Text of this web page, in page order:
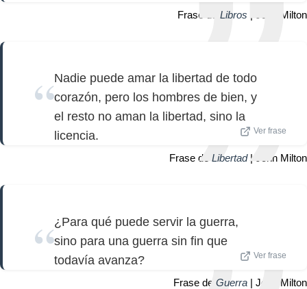
Frase de Libros | John Milton
Nadie puede amar la libertad de todo
corazón, pero los hombres de bien, y
el resto no aman la libertad, sino la
licencia.
Ver frase
Frase de Libertad| John Milton
¿Para qué puede servir la guerra,
sino para una guerra sin fin que
todavía avanza?
Ver frase
Frase de Guerra | John Milton